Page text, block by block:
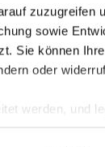
zuzugreifen
sowie
Sie können
oder
werden, und